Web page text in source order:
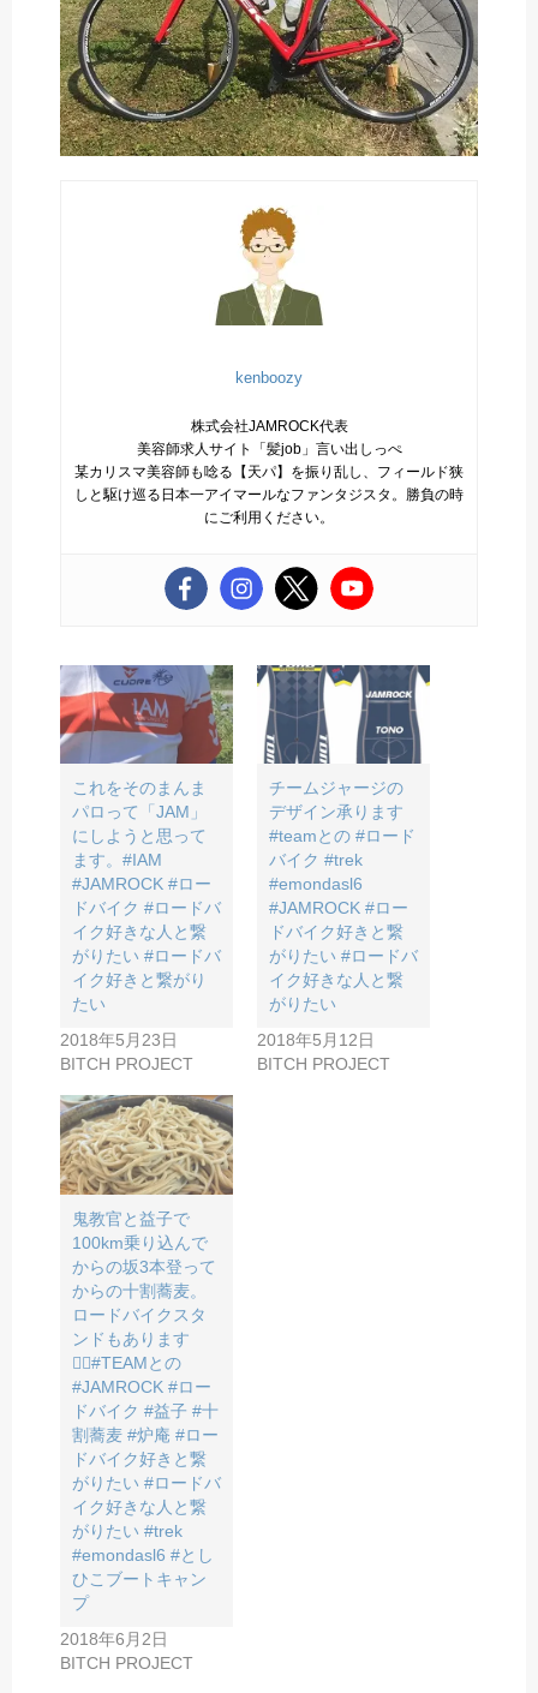
kenboozy
株式会社JAMROCK代表
美容師求人サイト「髪job」言い出しっぺ
某カリスマ美容師も唸る【天パ】を振り乱し、フィールド狭
しと駆け巡る日本一アイマールなファンタジスタ。勝負の時
にご利用ください。
これをそのまんま
パロって「JAM」
にしようと思って
ます。#IAM
#JAMROCK #ロー
ドバイク #ロードバ
イク好きな人と繋
がりたい #ロードバ
イク好きと繋がり
たい
2018年5月23日
BITCH PROJECT
チームジャージの
デザイン承ります
#teamとの #ロード
バイク #trek
#emondasl6
#JAMROCK #ロー
ドバイク好きと繋
がりたい #ロードバ
イク好きな人と繋
がりたい
2018年5月12日
BITCH PROJECT
鬼教官と益子で
100km乗り込んで
からの坂3本登って
からの十割蕎麦。
ロードバイクスタ
ンドもあります
🚴‍♂️#TEAMとの
#JAMROCK #ロー
ドバイク #益子 #十
割蕎麦 #炉庵 #ロー
ドバイク好きと繋
がりたい #ロードバ
イク好きな人と繋
がりたい #trek
#emondasl6 #とし
ひこブートキャン
プ
2018年6月2日
BITCH PROJECT